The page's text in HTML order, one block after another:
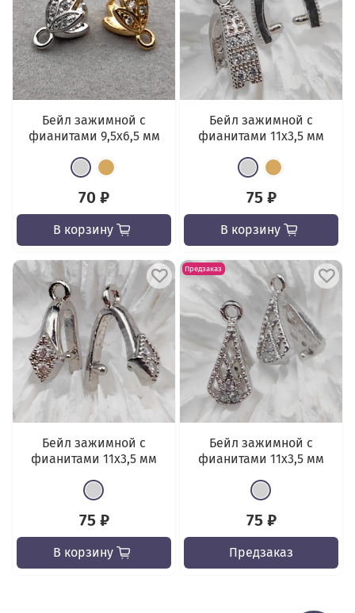
Бейл зажимной с
фианитами 9,5x6,5 мм
70 ₽
В корзину
Бейл зажимной с
фианитами 11x3,5 мм
75 ₽
В корзину
Бейл зажимной с
фианитами 11x3,5 мм
75 ₽
В корзину
Предзаказ
Бейл зажимной с
фианитами 11x3,5 мм
75 ₽
Предзаказ